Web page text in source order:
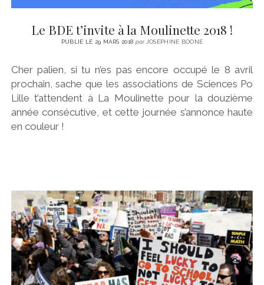
Le BDE t’invite à la Moulinette 2018 !
PUBLIÉ LE 29 MARS 2018 parJOSÉPHINE BOONE
Cher palien, si tu n’es pas encore occupé le 8 avril
prochain, sache que les associations de Sciences Po
Lille t’attendent à La Moulinette pour la douzième
année consécutive, et cette journée s’annonce haute
en couleur !